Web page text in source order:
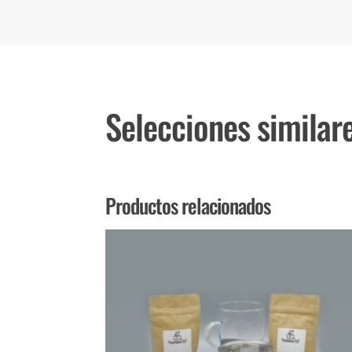
Selecciones
Productos relacionados